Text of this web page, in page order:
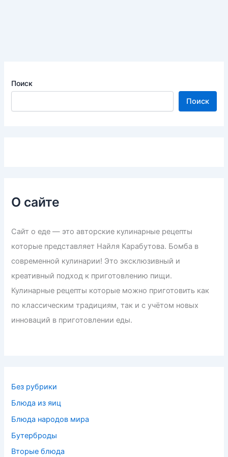
Поиск
Поиск
О сайте
Сайт о еде — это авторские кулинарные рецепты
которые представляет Найля Карабутова. Бомба в
современной кулинарии! Это эксклюзивный и
креативный подход к приготовлению пищи.
Кулинарные рецепты которые можно приготовить как
по классическим традициям, так и с учётом новых
инноваций в приготовлении еды.
Без рубрики
Блюда из яиц
Блюда народов мира
Бутерброды
Вторые блюда